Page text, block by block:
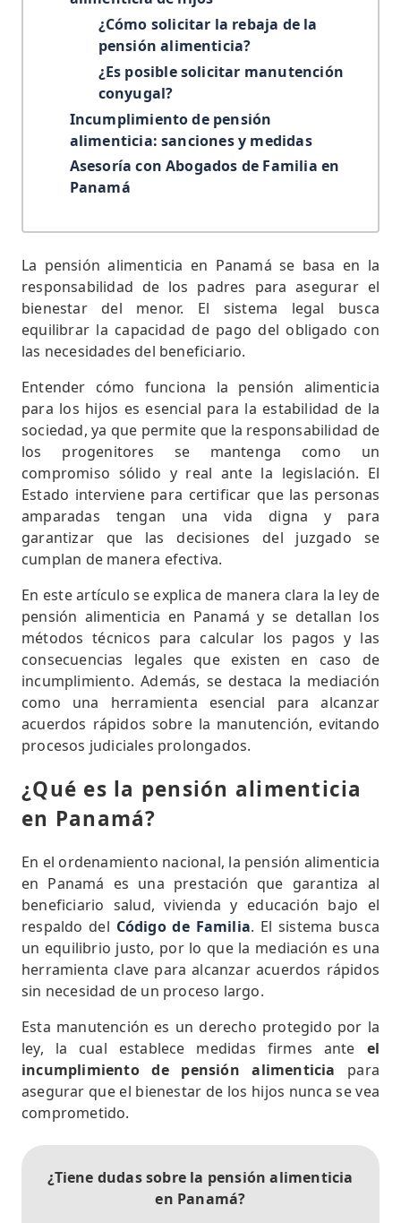
¿Cómo solicitar la rebaja de la
pensión alimenticia?
¿Es posible solicitar manutención
conyugal?
Incumplimiento de pensión
alimenticia: sanciones y medidas
Asesoría con Abogados de Familia en
Panamá
La pensión alimenticia en Panamá se basa en la
responsabilidad de los padres para asegurar el
bienestar del menor. El sistema legal busca
equilibrar la capacidad de pago del obligado con
las necesidades del beneficiario.
Entender cómo funciona la pensión alimenticia
para los hijos es esencial para la estabilidad de la
sociedad, ya que permite que la responsabilidad de
los progenitores se mantenga como un
compromiso sólido y real ante la legislación. El
Estado interviene para certificar que las personas
amparadas tengan una vida digna y para
garantizar que las decisiones del juzgado se
cumplan de manera efectiva.
En este artículo se explica de manera clara la ley de
pensión alimenticia en Panamá y se detallan los
métodos técnicos para calcular los pagos y las
consecuencias legales que existen en caso de
incumplimiento. Además, se destaca la mediación
como una herramienta esencial para alcanzar
acuerdos rápidos sobre la manutención, evitando
procesos judiciales prolongados.
¿Qué es la pensión alimenticia
en Panamá?
En el ordenamiento nacional, la pensión alimenticia
en Panamá es una prestación que garantiza al
beneficiario salud, vivienda y educación bajo el
respaldo del Código de Familia. El sistema busca
un equilibrio justo, por lo que la mediación es una
herramienta clave para alcanzar acuerdos rápidos
sin necesidad de un proceso largo.
Esta manutención es un derecho protegido por la
ley, la cual establece medidas firmes ante el
incumplimiento de pensión alimenticia para
asegurar que el bienestar de los hijos nunca se vea
comprometido.
¿Tiene dudas sobre la pensión alimenticia
en Panamá?